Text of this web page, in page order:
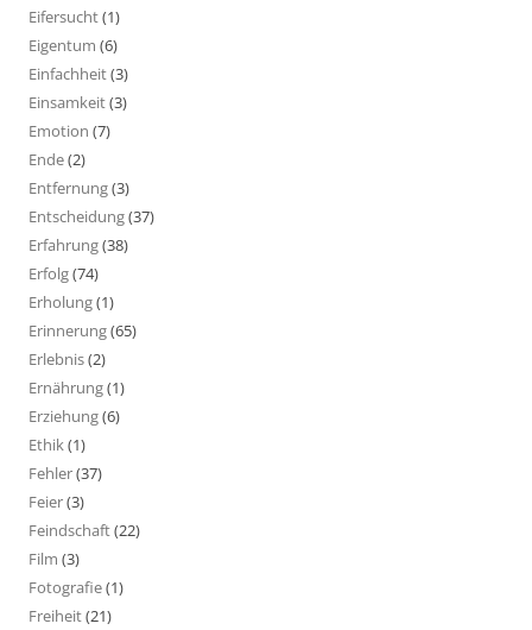
Eifersucht(1)
Eigentum (6)
Einfachheit(3)
Einsamkeit(3)
Emotion (7)
Ende(2)
Entfernung(3)
Entscheidung(37)
Erfahrung(38)
Erfolg(74)
Erholung(1)
Erinnerung(65)
Erlebnis(2)
Ernährung(1)
Erziehung(6)
Ethik(1)
Fehler(37)
Feier(3)
Feindschaft(22)
Film (3)
Fotografie(1)
Freiheit(21)